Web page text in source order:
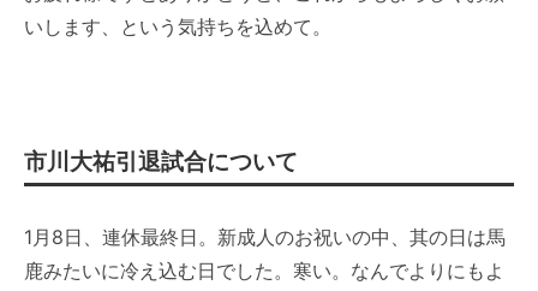
いします、という気持ちを込めて。
市川大祐引退試合について
1月8日、連休最終日。新成人のお祝いの中、其の日は馬
鹿みたいに冷え込む日でした。寒い。なんでよりにもよ